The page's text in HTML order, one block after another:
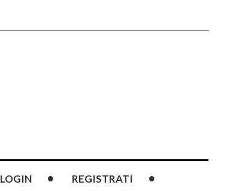
LOGIN REGISTRATI